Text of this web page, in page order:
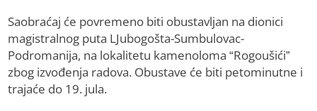
Saobraćaj će povremeno biti obustavljan na dionici
magistralnog puta LJubogošta-Sumbulovac-
Podromanija, na lokalitetu kamenoloma “Rogoušići”
zbog izvođenja radova. Obustave će biti petominutne i
trajaće do 19. jula.